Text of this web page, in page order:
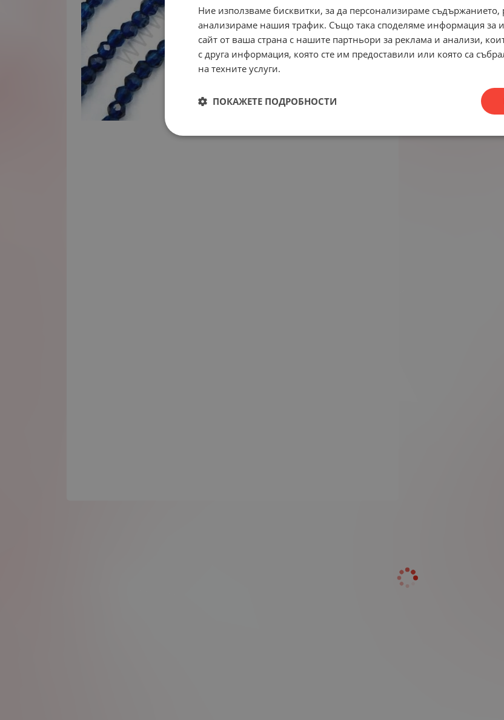
Ние използваме бисквитки, за да персонализираме съдържанието,
анализираме нашия трафик. Също така споделяме информация за
сайт от ваша страна с нашите партньори за реклама и анализи,
с друга информация, която сте им предоставили или която са
на техните услуги.
ПОКАЖЕТЕ ПОДРОБНОСТИ